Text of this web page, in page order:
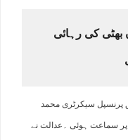
کی رہائی
پرنسپل سیکرٹری محمد
سماعت ہوئی ۔عدالت نے